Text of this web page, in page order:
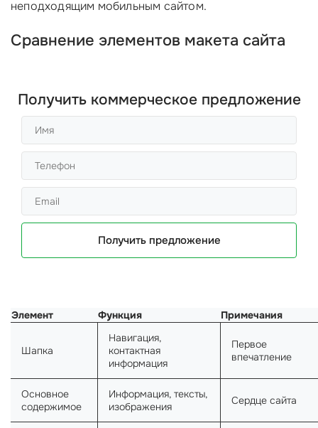
неподходящим мобильным сайтом.
Сравнение элементов макета сайта
Получить коммерческое предложение
Получить предложение
Элемент Функция Примечания
Шапка
Навигация,
контактная
информация
Первое
впечатление
Основное
содержимое
Информация, тексты,
изображения
Сердце сайта